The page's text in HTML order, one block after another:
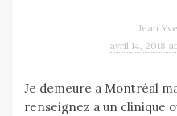
Jean
avril 14, 2018
Je demeure a Montréal
renseignez a un clinique